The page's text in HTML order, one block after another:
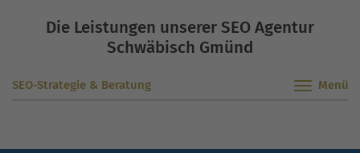
Die Leistungen unserer SEO Agentur
Schwäbisch Gmünd
SEO-Strategie & Beratung